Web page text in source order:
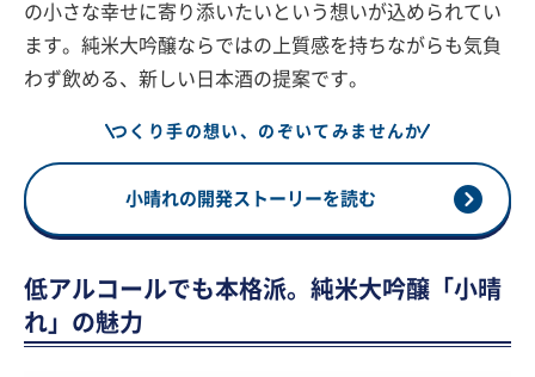
の小さな幸せに寄り添いたいという想いが込められてい
ます。純米大吟醸ならではの上質感を持ちながらも気負
わず飲める、新しい日本酒の提案です。
つくり手の想い、のぞいてみませんか
小晴れの開発ストーリーを読む
低アルコールでも本格派。純米大吟醸「小晴
れ」の魅力